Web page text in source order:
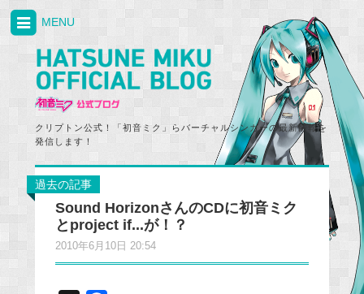
クリプトン公式！「初音ミク」らバーチャルシンガーの最新情報を
発信します！
MENU
過去の記事
Sound HorizonさんのCDに初音ミク
とproject if...が！？
2010年6月10日 20:54